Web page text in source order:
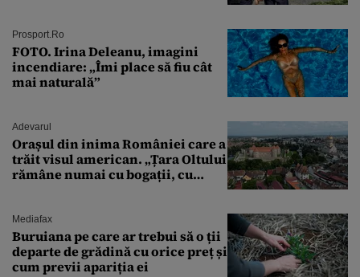
Prosport.ro
FOTO. Irina Deleanu, imagini
incendiare: „Îmi place să fiu cât
mai naturală”
Adevarul
Orașul din inima României care a
trăit visul american. „Țara Oltului
rămâne numai cu bogații, cu
Mediafax
Buruiana pe care ar trebui să o ții
departe de grădină cu orice preț și
cum previi apariția ei